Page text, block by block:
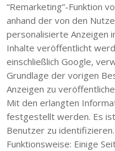
“Remarketing”-Funktion
anhand der von den
personalisierte Anzeigen
Inhalte veröffentlicht
einschließlich Google,
Grundlage der vorigen
Anzeigen zu
Mit den erlangten
festgestellt werden. Es
Benutzer zu identifizieren.
Funktionsweise: Einige